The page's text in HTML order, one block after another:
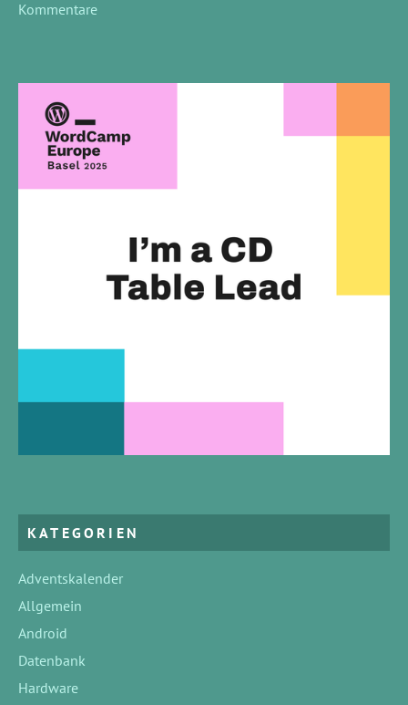
Kommentare
KATEGORIEN
Adventskalender
Allgemein
Android
Datenbank
Hardware